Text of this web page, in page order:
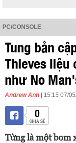
PC/CONSOLE
Tung bản
Thieves liệu
như No
Andrew Anh | 15:15 07/
0
CHIA SẺ
Từng là một bom